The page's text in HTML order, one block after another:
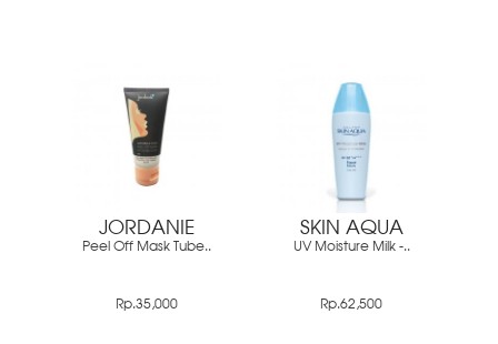
JORDANIE
Peel Off Mask Tube..
Rp.35,000
SKIN AQUA
UV Moisture Milk -..
Rp.62,500